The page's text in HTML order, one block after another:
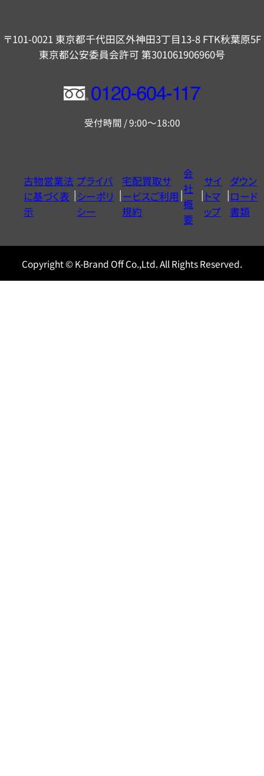
〒101-0021 東京都千代田区外神田3丁目13-8 FTK秋葉原5F
東京都公安委員会許可 第301061906960号
フ
ー
ヤ
ル
0120604117
受付時間 / 9:00～18:00
古物営業法
に基づく表
示
プライバ
シーポリ
シー
宅配買取サ
ービスご利用
規約
会
社
概
要
サイ
トマ
ップ
ダウン
ロード
書類
Copyright © K-Brand Off Co.,Ltd. All Rights Reserved.